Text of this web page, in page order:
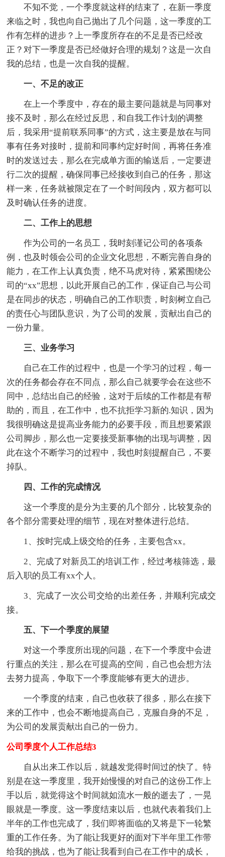
不知不觉，一个季度就这样的结束了，在新一季度
来临之时，我也向自己抛出了几个问题，这一季度的工
作有怎样的进步？上一季度所存在的不足是否已经改
正？对下一季度是否已经做好合理的规划？这是一次自
我的总结，也是一次自我的提醒。
一、不足的改正
在上一个季度中，存在的最主要问题就是与同事对
接不及时，那么在经过反思，和自我工作计划的调整
后，我采用“提前联系同事”的方式，这主要是放在与同
事有任务对接时，提前和同事约定好时间，再将任务准
时的发送过去，那么在完成单方面的输送后，一定要进
行二次的提醒，确保同事已经接收到自己的任务，那这
样一来，任务就被限定在了一个时间段内，双方都可以
及时确认任务的进度。
二、工作上的思想
作为公司的一名员工，我时刻谨记公司的各项条
例，也及时领会公司的企业文化思想，不断完善自身的
能力，在工作上认真负责，绝不马虎对待，紧紧围绕公
司的“xx”思想，以此开展自己的工作，保证自己与公司
是在同步的状态，明确自己的工作职责，时刻树立自己
的责任心与团队意识，为了公司的发展，贡献出自己的
一份力量。
三、业务学习
自己在工作的过程中，也是一个学习的过程，每一
次的任务都会存在不同点，那么自己就要学会在这些不
同中，总结出自己的经验，这对于后续的工作都是有帮
助的，而且，在工作中，也不抗拒学习新的.知识，因为
我很明确这是提高业务能力的必要手段，而且想要紧跟
公司脚步，那么也一定要接受新事物的出现与调整，因
此在这个不断学习的过程中，我也时刻提醒自己，不要
掉队。
四、工作的完成情况
这一个季度的是分为主要的几个部分，比较复杂的
各个部分需要处理的细节，现在对整体进行总结。
1、按时完成上级交给的任务，主要包含xx。
2、完成了对新员工的培训工作，经过考核筛选，最
后入职的员工有xx个人。
3、完成了一次公司交给的出差任务，并顺利完成交
接。
五、下一个季度的展望
对这一个季度所出现的问题，在下一个季度中会进
行重点的关注，那么在可提高的空间，自己也会想方法
去努力提高，争取下一个季度能够有更大的进步。
一个季度的结束，自己也收获了很多，那么在接下
来的工作中，也会不断地提高自己，克服自身的不足，
为公司的发展贡献出自己的一份力。
公司季度个人工作总结3
自从出来工作以后，就越发觉得时间过的快了。特
别是在这一季度里，我开始慢慢的对自己的这份工作上
手以后，就觉得这个时间就如流水一般的逝去了，一晃
眼就是一季度。这一季度结束以后，也就代表着我们上
半年的工作也完成了，我们即将面临的又将是下一轮繁
重的工作任务。为了能让我更好的面对下半年里工作带
给我的挑战，也为了能让我看到自己在工作中的成长，